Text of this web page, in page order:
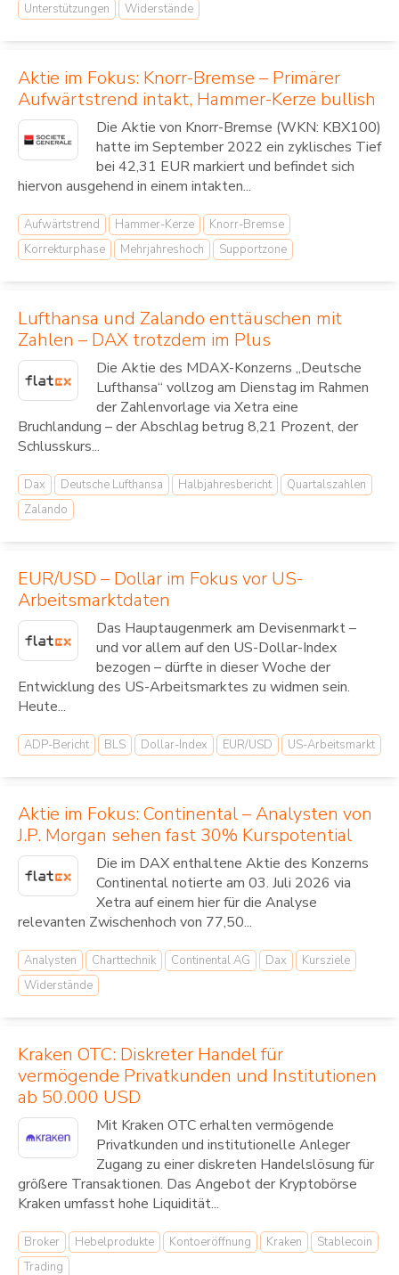
Unterstützungen
Widerstände
Aktie im Fokus: Knorr-Bremse – Primärer
Aufwärtstrend intakt, Hammer-Kerze bullish
Die Aktie von Knorr-Bremse (WKN: KBX100)
hatte im September 2022 ein zyklisches Tief
bei 42,31 EUR markiert und befindet sich
hiervon ausgehend in einem intakten...
Aufwärtstrend Hammer-Kerze
Knorr-Bremse
Korrekturphase
Mehrjahreshoch Supportzone
Lufthansa und Zalando enttäuschen mit
Zahlen – DAX trotzdem im Plus
Die Aktie des MDAX-Konzerns „Deutsche
Lufthansa“ vollzog am Dienstag im Rahmen
der Zahlenvorlage via Xetra eine
Bruchlandung – der Abschlag betrug 8,21 Prozent, der
Schlusskurs...
Dax Deutsche Lufthansa Halbjahresbericht
Quartalszahlen
Zalando
EUR/USD – Dollar im Fokus vor US-
Arbeitsmarktdaten
Das Hauptaugenmerk am Devisenmarkt –
und vor allem auf den US-Dollar-Index
bezogen – dürfte in dieser Woche der
Entwicklung des US-Arbeitsmarktes zu widmen sein.
Heute...
ADP-Bericht BLS Dollar-Index EUR/USD US-Arbeitsmarkt
Aktie im Fokus: Continental – Analysten von
J.P. Morgan sehen fast 30% Kurspotential
Die im DAX enthaltene Aktie des Konzerns
Continental notierte am 03. Juli 2026 via
Xetra auf einem hier für die Analyse
relevanten Zwischenhoch von 77,50...
Analysten Charttechnik Continental AG Dax
Kursziele
Widerstände
Kraken OTC: Diskreter Handel für
vermögende Privatkunden und Institutionen
ab 50.000 USD
Mit Kraken OTC erhalten vermögende
Privatkunden und institutionelle Anleger
Zugang zu einer diskreten Handelslösung für
größere Transaktionen. Das Angebot der Kryptobörse
Kraken umfasst hohe Liquidität...
Broker Hebelprodukte Kontoeröffnung Kraken
Stablecoin
Trading